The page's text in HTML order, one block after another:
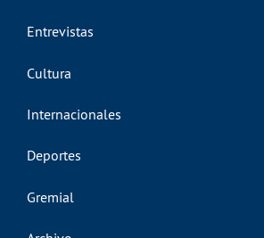
Entrevistas
Cultura
Internacionales
Deportes
Gremial